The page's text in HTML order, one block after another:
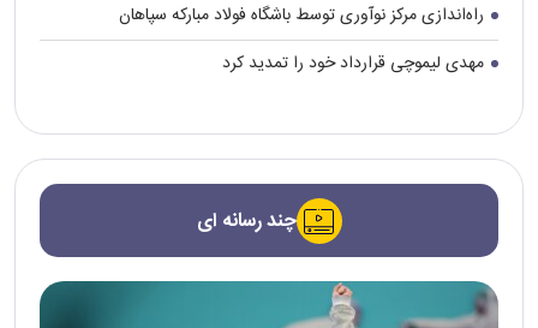
راه‌اندازی مرکز نوآوری توسط باشگاه فولاد مبارکه سپاهان
مهدی لیموچی قرارداد خود را تمدید کرد
چند رسانه ای